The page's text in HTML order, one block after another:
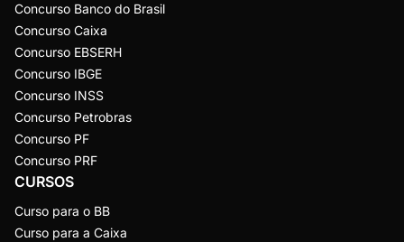
Concurso Banco do Brasil
Concurso Caixa
Concurso EBSERH
Concurso IBGE
Concurso INSS
Concurso Petrobras
Concurso PF
Concurso PRF
CURSOS
Curso para o BB
Curso para a Caixa